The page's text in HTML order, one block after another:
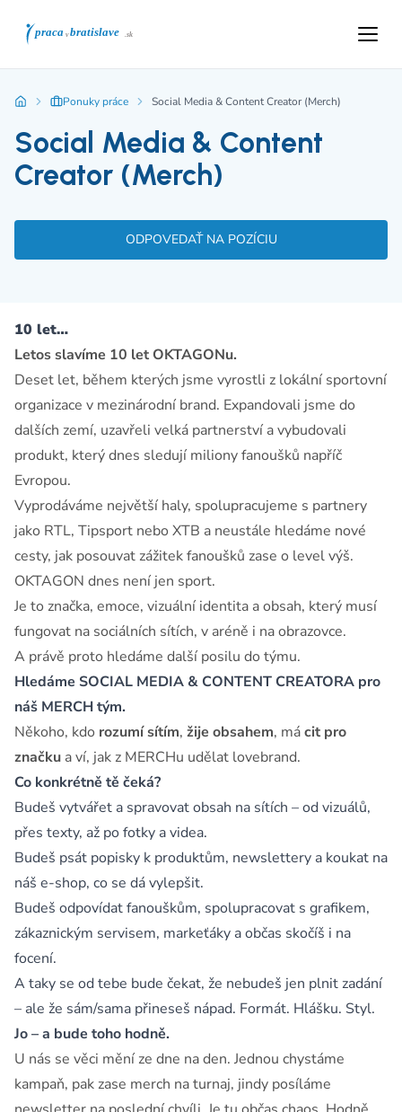
Ponuky práce Social Media & Content Creator (Merch)
Social Media & Content
Creator (Merch)
ODPOVEDAŤ NA POZÍCIU
10 let…
Letos slavíme 10 let OKTAGONu.
Deset let, během kterých jsme vyrostli z lokální sportovní
organizace v mezinárodní brand. Expandovali jsme do
dalších zemí, uzavřeli velká partnerství a vybudovali
produkt, který dnes sledují miliony fanoušků napříč
Evropou.
Vyprodáváme největší haly, spolupracujeme s partnery
jako RTL, Tipsport nebo XTB a neustále hledáme nové
cesty, jak posouvat zážitek fanoušků zase o level výš.
OKTAGON dnes není jen sport.
Je to značka, emoce, vizuální identita a obsah, který musí
fungovat na sociálních sítích, v aréně i na obrazovce.
A právě proto hledáme další posilu do týmu.
Hledáme SOCIAL MEDIA & CONTENT CREATORA pro
náš MERCH tým.
Někoho, kdo rozumí sítím, žije obsahem, mácit pro
značku a ví, jak z MERCHu udělat lovebrand.
Co konkrétně tě čeká?
Budeš vytvářet a spravovat obsah na sítích – od vizuálů,
přes texty, až po fotky a videa.
Budeš psát popisky k produktům, newslettery a koukat na
náš e-shop, co se dá vylepšit.
Budeš odpovídat fanouškům, spolupracovat s grafikem,
zákaznickým servisem, markeťáky a občas skočíš i na
focení.
A taky se od tebe bude čekat, že nebudeš jen plnit zadání
– ale že sám/sama přineseš nápad. Formát. Hlášku. Styl.
Jo – a bude toho hodně.
U nás se věci mění ze dne na den. Jednou chystáme
kampaň, pak zase merch na turnaj, jindy posíláme